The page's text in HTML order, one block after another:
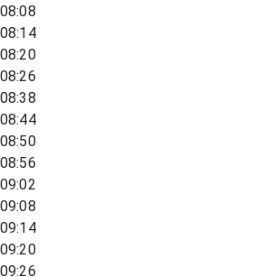
08:08
08:14
08:20
08:26
08:38
08:44
08:50
08:56
09:02
09:08
09:14
09:20
09:26